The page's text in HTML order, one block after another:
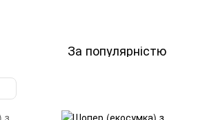
За популярністю